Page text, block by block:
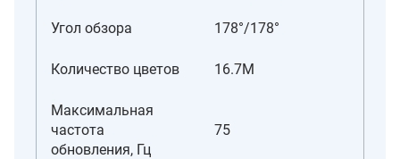
Угол обзора 178°/178°
Количество цветов 16.7M
Максимальная
частота
обновления, Гц
75